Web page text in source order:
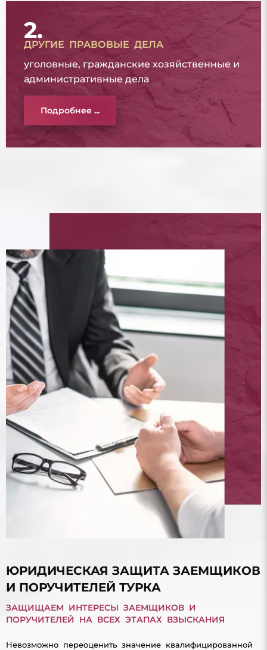
2.
ДРУГИЕ ПРАВОВЫЕ ДЕЛА
уголовные, гражданские хозяйственные и
административные дела
Подробнее ...
ЮРИДИЧЕСКАЯ ЗАЩИТА ЗАЕМЩИКОВ
И ПОРУЧИТЕЛЕЙ ТУРКА
ЗАЩИЩАЕМ ИНТЕРЕСЫ ЗАЕМЩИКОВ И
ПОРУЧИТЕЛЕЙ НА ВСЕХ ЭТАПАХ ВЗЫСКАНИЯ
Невозможно переоценить значение квалифицированной